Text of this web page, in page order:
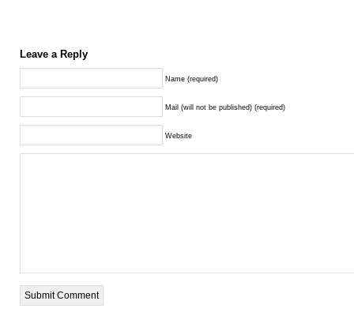
Leave a Reply
Name (required)
Mail (will not be published) (required)
Website